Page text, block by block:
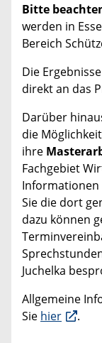
Bitte
werden in
Bereich
Die
direkt an das
Darüber
die
ihre
Fachgebiet
Informationen
Sie die dort
dazu können
Juchelka
Allgemeine
Sie hier .